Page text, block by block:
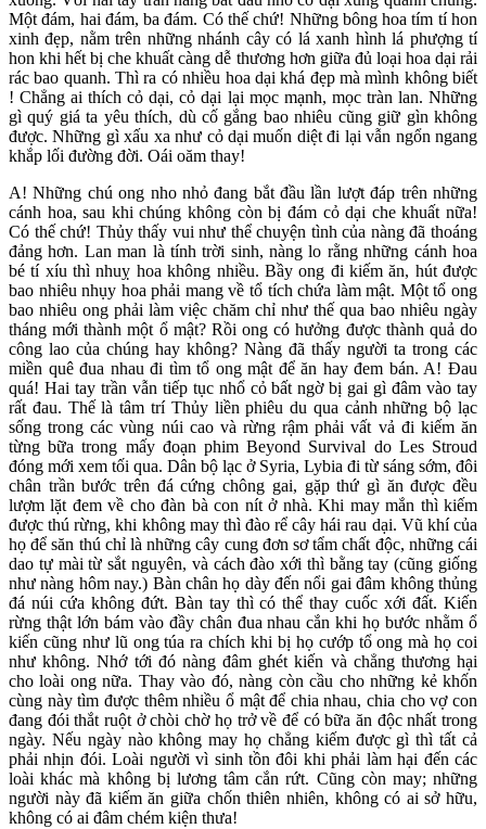
Một đám, hai đám, ba đám. Có thế chứ! Những bông hoa tím tí hon
xinh đẹp, nằm trên những nhánh cây có lá xanh hình lá phượng tí
hon khi hết bị che khuất càng dễ thương hơn giữa đủ loại hoa dại rải
rác bao quanh. Thì ra có nhiều hoa dại khá đẹp mà mình không biết
! Chẳng ai thích cỏ dại, cỏ dại lại mọc mạnh, mọc tràn lan. Những
gì quý giá ta yêu thích, dù cố gắng bao nhiêu cũng giữ gìn không
được. Những gì xấu xa như cỏ dại muốn diệt đi lại vẫn ngổn ngang
khắp lối đường đời. Oái oăm thay!
A! Những chú ong nho nhỏ đang bắt đầu lần lượt đáp trên những
cánh hoa, sau khi chúng không còn bị đám cỏ dại che khuất nữa!
Có thế chứ! Thủy thấy vui như thể chuyện tình của nàng đã thoáng
đảng hơn. Lan man là tính trời sinh, nàng lo rằng những cánh hoa
bé tí xíu thì nhuỵ hoa không nhiều. Bầy ong đi kiếm ăn, hút được
bao nhiêu nhụy hoa phải mang về tổ tích chứa làm mật. Một tổ ong
bao nhiêu ong phải làm việc chăm chỉ như thế qua bao nhiêu ngày
tháng mới thành một ổ mật? Rồi ong có hưởng được thành quả do
công lao của chúng hay không? Nàng đã thấy người ta trong các
miền quê đua nhau đi tìm tổ ong mật để ăn hay đem bán. A! Đau
quá! Hai tay trần vẫn tiếp tục nhổ cỏ bất ngờ bị gai gì đâm vào tay
rất đau. Thế là tâm trí Thủy liền phiêu du qua cảnh những bộ lạc
sống trong các vùng núi cao và rừng rậm phải vất vả đi kiếm ăn
từng bữa trong mấy đoạn phim Beyond Survival do Les Stroud
đóng mới xem tối qua. Dân bộ lạc ở Syria, Lybia đi từ sáng sớm, đôi
chân trần bước trên đá cứng chông gai, gặp thứ gì ăn được đều
lượm lặt đem về cho đàn bà con nít ở nhà. Khi may mắn thì kiếm
được thú rừng, khi không may thì đào rể cây hái rau dại. Vũ khí của
họ để săn thú chỉ là những cây cung đơn sơ tẩm chất độc, những cái
dao tự mài từ sắt nguyên, và cách đào xới thì bằng tay (cũng giống
như nàng hôm nay.) Bàn chân họ dày đến nổi gai đâm không thủng
đá núi cứa không đứt. Bàn tay thì có thể thay cuốc xới đất. Kiến
rừng thật lớn bám vào đầy chân đua nhau cắn khi họ bước nhằm ổ
kiến cũng như lũ ong túa ra chích khi bị họ cướp tổ ong mà họ coi
như không. Nhớ tới đó nàng đâm ghét kiến và chẳng thương hại
cho loài ong nữa. Thay vào đó, nàng còn cầu cho những kẻ khốn
cùng này tìm được thêm nhiều ổ mật để chia nhau, chia cho vợ con
đang đói thắt ruột ở chòi chờ họ trở về để có bữa ăn độc nhất trong
ngày. Nếu ngày nào không may họ chẳng kiếm được gì thì tất cả
phải nhịn đói. Loài người vì sinh tồn đôi khi phải làm hại đến các
loài khác mà không bị lương tâm cắn rứt. Cũng còn may; những
người này đã kiếm ăn giữa chốn thiên nhiên, không có ai sở hữu,
không có ai đâm chém kiện thưa!